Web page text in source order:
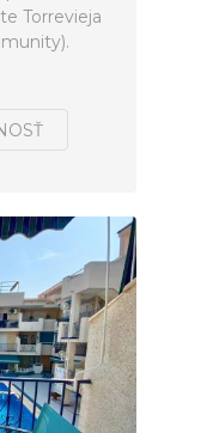
Torrevieja